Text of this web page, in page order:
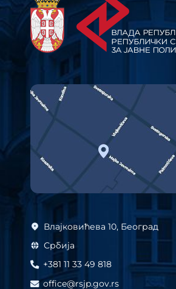
Влајковићева 10, Београд
Србија
+381 11 33 49 818
office@rsjp.gov.rs